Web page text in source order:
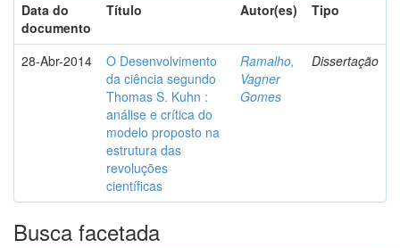
Data do
documento
Título Autor(es) Tipo
28-Abr-2014
O Desenvolvimento
da ciência segundo
Thomas S. Kuhn :
análise e crítica do
modelo proposto na
estrutura das
revoluções
científicas
Ramalho,
Vagner
Gomes
Dissertação
Busca facetada